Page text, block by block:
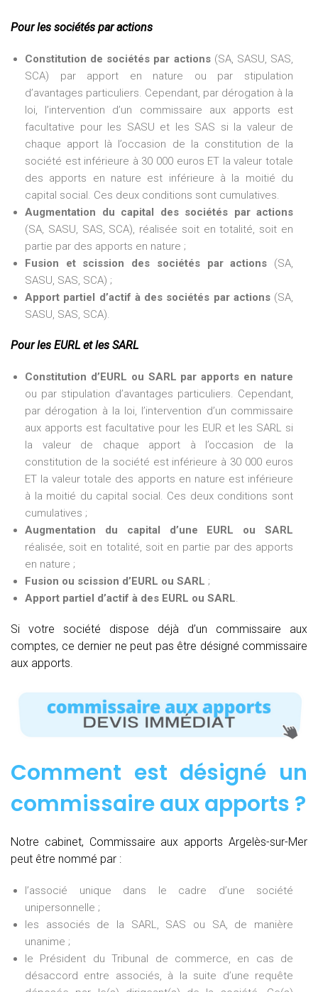
Pour les sociétés par actions
Constitution de sociétés par actions(SA, SASU, SAS,
SCA) par apport en nature ou par stipulation
d’avantages particuliers. Cependant, par dérogation à la
loi, l’intervention d’un commissaire aux apports est
facultative pour les SASU et les SAS si la valeur de
chaque apport là l’occasion de la constitution de la
société est inférieure à 30 000 euros ET la valeur totale
des apports en nature est inférieure à la moitié du
capital social. Ces deux conditions sont cumulatives.
Augmentation du capital des sociétés par actions
(SA, SASU, SAS, SCA), réalisée soit en totalité, soit en
partie par des apports en nature ;
Fusion et scission des sociétés par actions (SA,
SASU, SAS, SCA) ;
Apport partiel d’actif à des sociétés par actions(SA,
SASU, SAS, SCA).
Pour les EURL et les SARL
Constitution d’EURL ou SARL par apports en nature
ou par stipulation d’avantages particuliers. Cependant,
par dérogation à la loi, l’intervention d’un commissaire
aux apports est facultative pour les EUR et les SARL si
la valeur de chaque apport à l’occasion de la
constitution de la société est inférieure à 30 000 euros
ET la valeur totale des apports en nature est inférieure
à la moitié du capital social. Ces deux conditions sont
cumulatives ;
Augmentation du capital d’une EURL ou SARL
réalisée, soit en totalité, soit en partie par des apports
en nature ;
Fusion ou scission d’EURL ou SARL ;
Apport partiel d’actif à des EURL ou SARL.
Si votre société dispose déjà d’un commissaire aux
comptes, ce dernier ne peut pas être désigné commissaire
aux apports.
Comment est désigné un
commissaire aux apports ?
Notre cabinet, Commissaire aux apports Argelès-sur-Mer
peut être nommé par :
l’associé unique dans le cadre d’une société
unipersonnelle ;
les associés de la SARL, SAS ou SA, de manière
unanime ;
le Président du Tribunal de commerce, en cas de
désaccord entre associés, à la suite d’une requête